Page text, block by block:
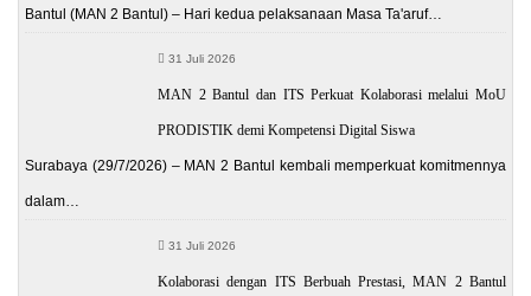
Bantul (MAN 2 Bantul) – Hari kedua pelaksanaan Masa Ta'aruf…
31 Juli 2026
MAN 2 Bantul dan ITS Perkuat Kolaborasi melalui MoU
PRODISTIK demi Kompetensi Digital Siswa
Surabaya (29/7/2026) – MAN 2 Bantul kembali memperkuat komitmennya
dalam…
31 Juli 2026
Kolaborasi dengan ITS Berbuah Prestasi, MAN 2 Bantul